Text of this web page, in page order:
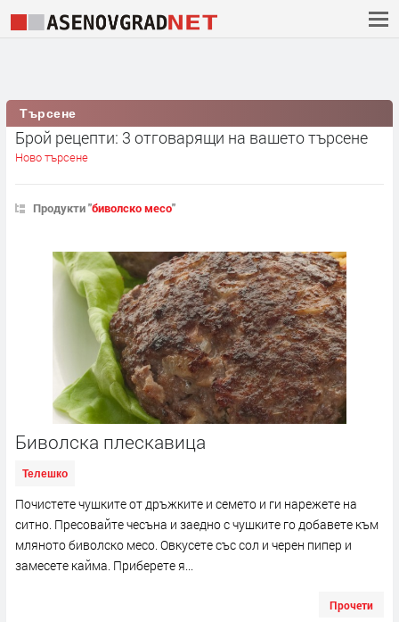
Търсене
Брой рецепти: 3 отговарящи на вашето търсене
Ново търсене
Продукти "биволско месо"
Биволска плескавица
Телешко
Почистете чушките от дръжките и семето и ги нарежете на
ситно. Пресовайте чесъна и заедно с чушките го добавете към
мляното биволско месо. Овкусете със сол и черен пипер и
замесете кайма. Приберете я...
Прочети